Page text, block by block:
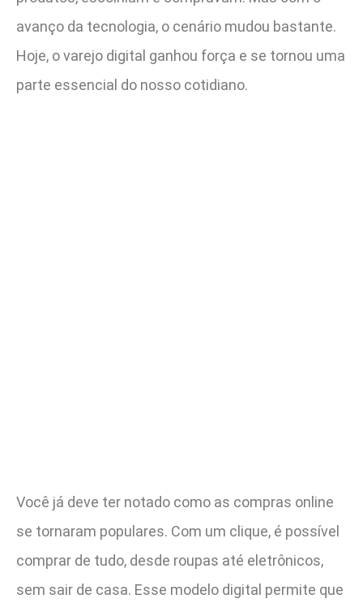
avanço da tecnologia, o cenário mudou bastante.
Hoje, o varejo digital ganhou força e se tornou uma
parte essencial do nosso cotidiano.
Você já deve ter notado como as compras online
se tornaram populares. Com um clique, é possível
comprar de tudo, desde roupas até eletrônicos,
sem sair de casa. Esse modelo digital permite que